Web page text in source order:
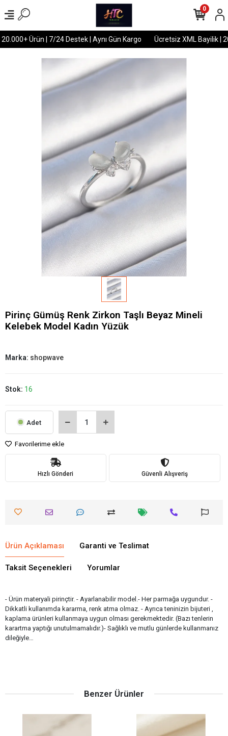
Ürün | 7/24 Destek | Aynı Gün Kargo Ücretsiz XML Bayilik |
0
Pirinç Gümüş Renk Zirkon Taşlı Beyaz Mineli
Kelebek Model Kadın Yüzük
Marka: shopwave
Stok: 16
Adet
Favorilerime ekle
Hızlı Gönderi Güvenli Alışveriş
Ürün Açıklaması Garanti ve Teslimat
Taksit Seçenekleri Yorumlar
- Ürün materyali pirinçtir. - Ayarlanabilir model.- Her parmağa uygundur. -
Dikkatli kullanımda kararma, renk atma olmaz. - Ayrıca teninizin bijuteri ,
kaplama ürünleri kullanmaya uygun olması gerekmektedir. (Bazı tenlerin
karartma yaptığı unutulmamalıdır.)- Sağlıklı ve mutlu günlerde kullanmanız
dileğiyle…
Benzer Ürünler